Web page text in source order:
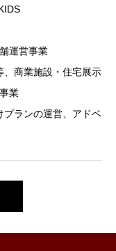
運営事業
、商業施設・住宅展示
業
プランの運営、アドベ